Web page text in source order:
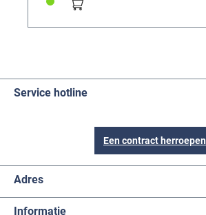
Service hotline
Een contract herroepen
Adres
Informatie